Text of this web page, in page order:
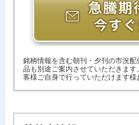
銘柄情報を含む朝刊・夕刊の市況
品も別途ご案内させていただきま
客様ご自身で行っていただけます様